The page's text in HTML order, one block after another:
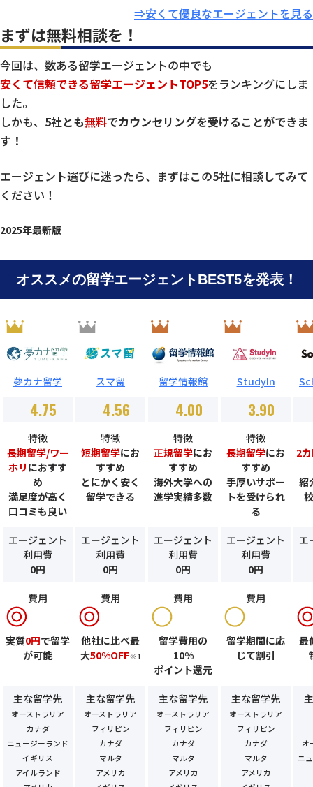
⇒安くて優良なエージェントを見る
まずは無料相談を！
今回は、数ある留学エージェントの中でも
安くて信頼できる留学エージェントTOP5をランキングにしま
した。
しかも、 5社とも無料でカウンセリングを受けることができま
す！
エージェント選びに迷ったら、まずはこの5社に相談してみて
ください！
2025年最新版
オススメの留学エージェントBEST5を発表！
夢カナ留学 スマ留 留学情報館 StudyIn
4.75 4.56 4.00 3.90
特徴
長期留学/ワー
ホリ におすす
め
満足度が高く
口コミも良い
特徴
短期留学にお
すすめ
とにかく安く
留学できる
特徴
正規留学にお
すすめ
海外大学への
進学実績多数
特徴
長期留学にお
すすめ
手厚いサポー
トを受けられ
る
2
紹
エージェント
利用費
0円
エージェント
利用費
0円
エージェント
利用費
0円
エージェント
利用費
0円
エ
費用
実質0円で留学
が可能
費用
他社に比べ最
大50%OFF※1
費用
留学費用の
10%
ポイント還元
費用
留学期間に応
じて割引
最
主な留学先
オーストラリア
カナダ
ニュージーランド
イギリス
アイルランド
主な留学先
オーストラリア
フィリピン
カナダ
マルタ
アメリカ
主な留学先
オーストラリア
フィリピン
カナダ
マルタ
アメリカ
主な留学先
オーストラリア
フィリピン
カナダ
マルタ
アメリカ
オ
ニ